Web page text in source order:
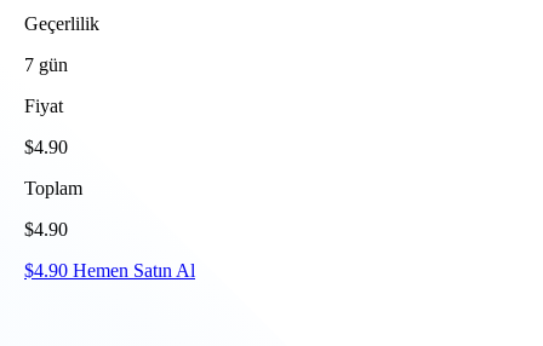
Geçerlilik
7 gün
Fiyat
$4.90
Toplam
$4.90
$4.90 Hemen Satın Al